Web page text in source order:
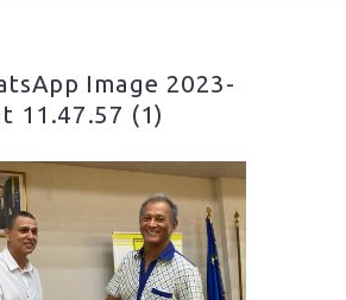
Image 2023-
11.47.57 (1)